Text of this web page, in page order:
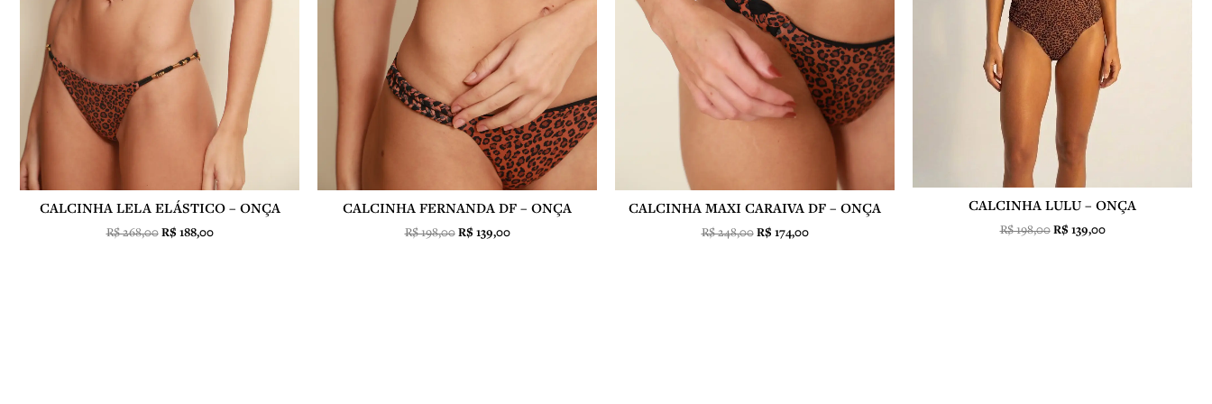
CALCINHA LELA ELÁSTICO – ONÇA
R$268,00 R$ 188,00
CALCINHA FERNANDA DF – ONÇA
R$198,00 R$ 139,00
CALCINHA MAXI CARAIVA DF – ONÇA
R$248,00 R$ 174,00
CALCINHA LULU – ONÇA
R$198,00 R$ 139,00